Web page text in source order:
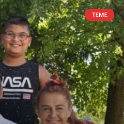
TEME